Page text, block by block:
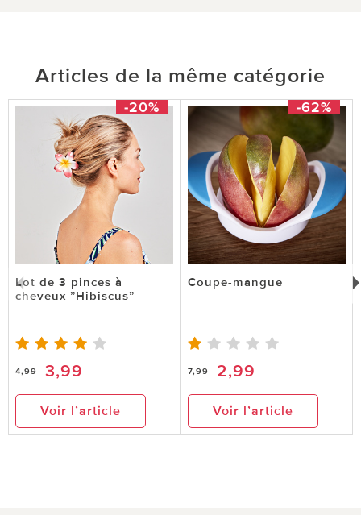
Articles de la même catégorie
-20%
Lot de 3 pinces à
cheveux ”Hibiscus”
4,99 3,99
Voir l’article
-62%
Coupe-mangue
7,99 2,99
Voir l’article